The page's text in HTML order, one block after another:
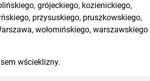
grójeckiego, kozienickiego,
przysuskiego, pruszkowskiego,
wołomińskiego, warszawskiego
wścieklizny.